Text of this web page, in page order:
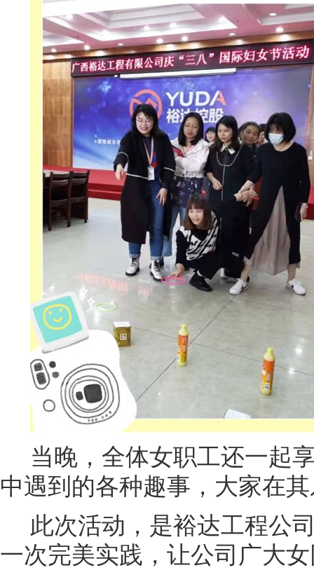
当晚，全体女职工还一起
中遇到的各种趣事，大家在
此次活动，是裕达工程公
一次完美实践，让公司广大